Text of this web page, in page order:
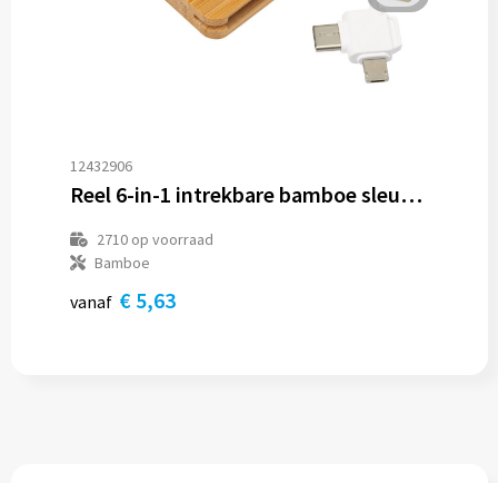
12432906
Reel 6-in-1 intrekbare bamboe sleutelhanger oplaadkabel
2710op voorraad
Bamboe
vanaf € 5,63